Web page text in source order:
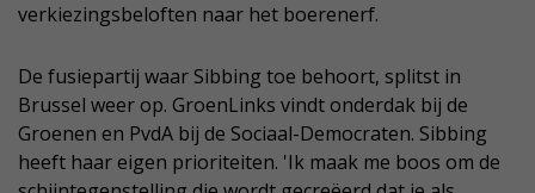
verkiezingsbeloften naar het boerenerf.
De fusiepartij waar Sibbing toe behoort, splitst in
Brussel weer op. GroenLinks vindt onderdak bij de
Groenen en PvdA bij de Sociaal-Democraten. Sibbing
heeft haar eigen prioriteiten. 'Ik maak me boos om de